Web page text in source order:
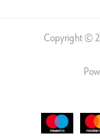
Copyright ©